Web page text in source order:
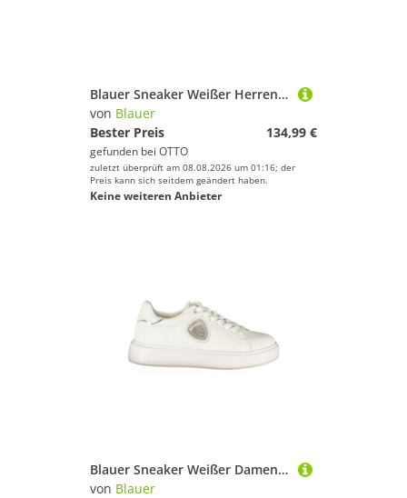
Blauer Sneaker Weißer Herrensportschuh mit braunen Details und
von Blauer
Bester Preis
134,99 €
gefunden bei OTTO
zuletzt überprüft am 08.08.2026 um 01:16; der
Preis kann sich seitdem geändert haben.
Keine weiteren Anbieter
Blauer Sneaker Weißer Damensneaker mit Silberdetails & Glitzer
von Blauer